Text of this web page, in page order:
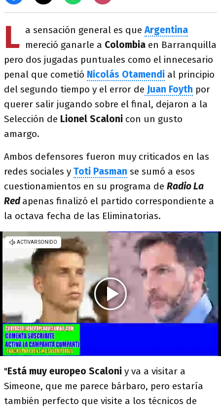
L a sensación general es queArgentina
mereció ganarle a Colombia en Barranquilla
pero dos jugadas puntuales como el innecesario
penal que cometió Nicolás Otamendi al principio
del segundo tiempo y el error de Juan Foyth por
querer salir jugando sobre el final, dejaron a la
Selección de Lionel Scaloni con un gusto
amargo.
Ambos defensores fueron muy criticados en las
redes sociales y Toti Pasman se sumó a esos
cuestionamientos en su programa de Radio La
Redapenas finalizó el partido correspondiente a
la octava fecha de las Eliminatorias.
"Está muy europeo Scaloni y va a visitar a
Simeone, que me parece bárbaro, pero estaría
también perfecto que visite a los técnicos de